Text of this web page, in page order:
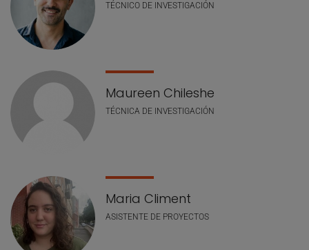
TÉCNICO DE INVESTIGACIÓN
Maureen Chileshe
TÉCNICA DE INVESTIGACIÓN
Maria Climent
ASISTENTE DE PROYECTOS